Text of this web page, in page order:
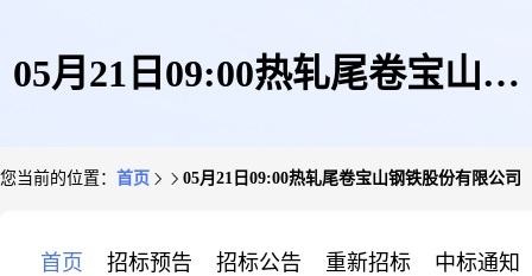
05月21日09:00热轧尾卷宝山钢
您当前的位置： 首页 05月21日09:00热轧尾卷宝山钢铁股份有限公司
首页 招标预告 招标公告 重新招标 中标通知